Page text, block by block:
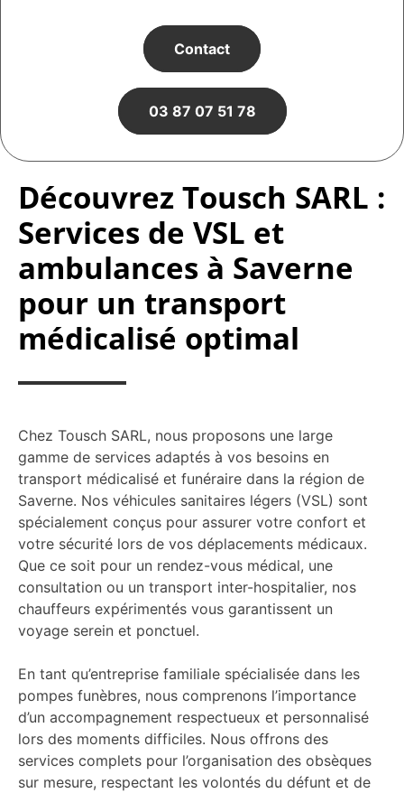
Contact
03 87 07 51 78
Découvrez Tousch SARL :
Services de VSL et
ambulances à Saverne
pour un transport
médicalisé optimal
Chez Tousch SARL, nous proposons une large
gamme de services adaptés à vos besoins en
transport médicalisé et funéraire dans la région de
Saverne. Nos véhicules sanitaires légers (VSL) sont
spécialement conçus pour assurer votre confort et
votre sécurité lors de vos déplacements médicaux.
Que ce soit pour un rendez-vous médical, une
consultation ou un transport inter-hospitalier, nos
chauffeurs expérimentés vous garantissent un
voyage serein et ponctuel.
En tant qu’entreprise familiale spécialisée dans les
pompes funèbres, nous comprenons l’importance
d’un accompagnement respectueux et personnalisé
lors des moments difficiles. Nous offrons des
services complets pour l’organisation des obsèques
sur mesure, respectant les volontés du défunt et de